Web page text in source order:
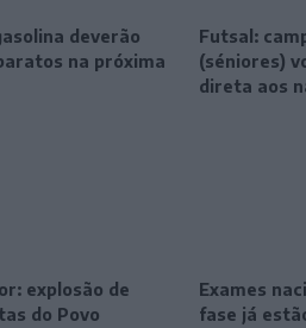
deverão
na próxima
Futsal:
(séniores)
direta aos
explosão de
do Povo
Exames
fase já